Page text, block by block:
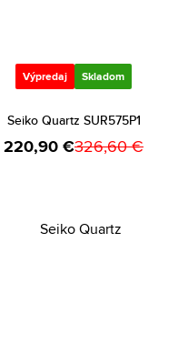
Výpredaj Skladom
Seiko Quartz SUR575P1
220,90 €326,60 €